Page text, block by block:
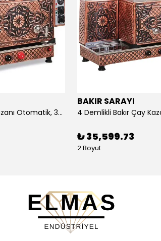
3 Demlikli Bakır Çay Kazanı Otomatik, 30 Litre
BAKIR SARAYI
₺ 35,599.73
2 Boyut